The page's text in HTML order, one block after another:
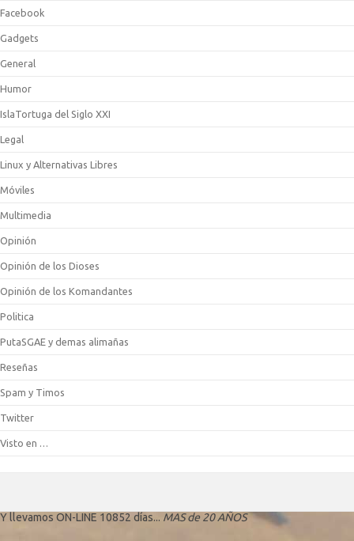
Facebook
Gadgets
General
Humor
IslaTortuga del Siglo XXI
Legal
Linux y Alternativas Libres
Móviles
Multimedia
Opinión
Opinión de los Dioses
Opinión de los Komandantes
Politica
PutaSGAE y demas alimañas
Reseñas
Spam y Timos
Twitter
Visto en …
Y llevamos ON-LINE 10852 días... MAS de 20 AÑOS